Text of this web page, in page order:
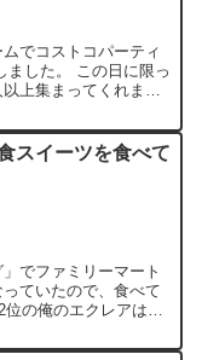
でコストコパーティ
ました。 この日に限っ
上集まってくれまし
スイーツを食べて
でファミリーマート
ていたので、食べて
の俺のエクレアは置